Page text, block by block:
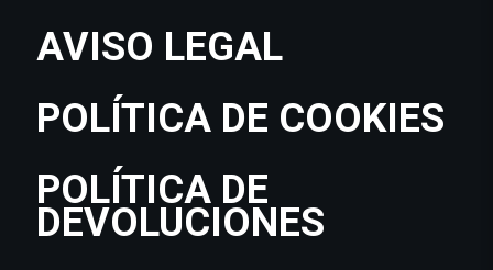
AVISO LEGAL
POLÍTICA DE COOKIES
POLÍTICA DE
DEVOLUCIONES